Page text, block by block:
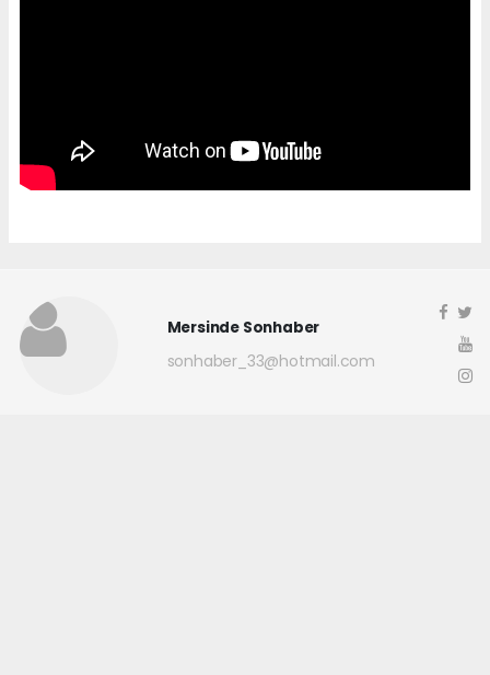
Mersinde Sonhaber
sonhaber_33@hotmail.com